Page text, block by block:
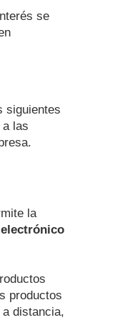
se
siguientes
las
la
productos
distancia,